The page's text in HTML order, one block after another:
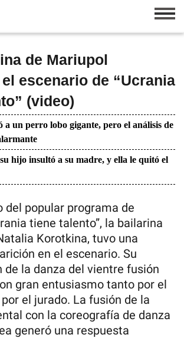
de Mariupol
escenario de “Ucrania
(video)
a un perro lobo gigante, pero el análisis de
hijo insultó a su madre, y ella le quitó el
del popular programa de
tiene talento”, la bailarina
Korotkina, tuvo una
en el escenario. Su
de la danza del vientre fusión
gran entusiasmo tanto por el
el jurado. La fusión de la
con la coreografía de danza
generó una respuesta